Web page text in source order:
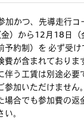
かつ、先導走行コ
）から12月18日（
予約制）を 必ず受
費が含まれておりま
伴う工賃は別途必要
参加いただけません
場合でも参加費の返
。